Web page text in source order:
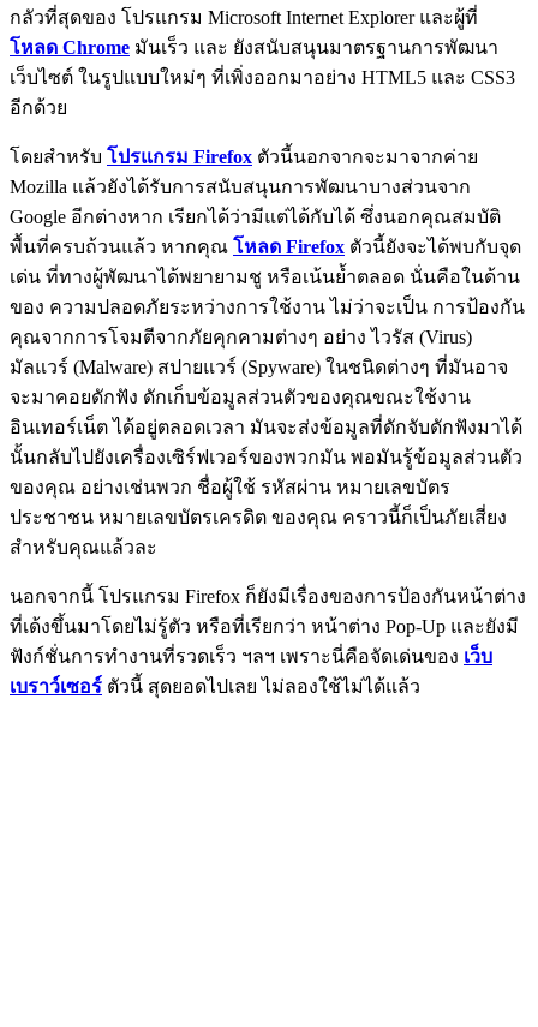
กลัวที่สุดของ โปรแกรม Microsoft Internet Explorer และผู้ที่
โหลด Chrome มันเร็ว และ ยังสนับสนุนมาตรฐานการพัฒนา
เว็บไซต์ ในรูปแบบใหม่ๆ ที่เพิ่งออกมาอย่าง HTML5 และ CSS3
อีกด้วย
โดยสำหรับ โปรแกรม Firefox ตัวนี้นอกจากจะมาจากค่าย
Mozilla แล้วยังได้รับการสนับสนุนการพัฒนาบางส่วนจาก
Google อีกต่างหาก เรียกได้ว่ามีแต่ได้กับได้ ซึ่งนอกคุณสมบัติ
พื้นที่ครบถ้วนแล้ว หากคุณ โหลด Firefox ตัวนี้ยังจะได้พบกับจุด
เด่น ที่ทางผู้พัฒนาได้พยายามชู หรือเน้นย้ำตลอด นั่นคือในด้าน
ของ ความปลอดภัยระหว่างการใช้งาน ไม่ว่าจะเป็น การป้องกัน
คุณจากการโจมตีจากภัยคุกคามต่างๆ อย่าง ไวรัส (Virus)
มัลแวร์ (Malware) สปายแวร์ (Spyware) ในชนิดต่างๆ ที่มันอาจ
จะมาคอยดักฟัง ดักเก็บข้อมูลส่วนตัวของคุณขณะใช้งาน
อินเทอร์เน็ต ได้อยู่ตลอดเวลา มันจะส่งข้อมูลที่ดักจับดักฟังมาได้
นั้นกลับไปยังเครื่องเซิร์ฟเวอร์ของพวกมัน พอมันรู้ข้อมูลส่วนตัว
ของคุณ อย่างเช่นพวก ชื่อผู้ใช้ รหัสผ่าน หมายเลขบัตร
ประชาชน หมายเลขบัตรเครดิต ของคุณ คราวนี้ก็เป็นภัยเสี่ยง
สำหรับคุณแล้วละ
นอกจากนี้ โปรแกรม Firefox ก็ยังมีเรื่องของการป้องกันหน้าต่าง
ที่เด้งขึ้นมาโดยไม่รู้ตัว หรือที่เรียกว่า หน้าต่าง Pop-Up และยังมี
ฟังก์ชั่นการทำงานที่รวดเร็ว ฯลฯ เพราะนี่คือจัดเด่นของ เว็บ
เบราว์เซอร์ ตัวนี้ สุดยอดไปเลย ไม่ลองใช้ไม่ได้แล้ว